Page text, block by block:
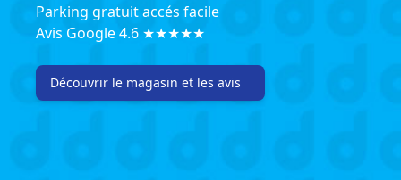
Parking gratuit accés facile
Avis Google 4.6 ★★★★★
Découvrir le magasin et les avis